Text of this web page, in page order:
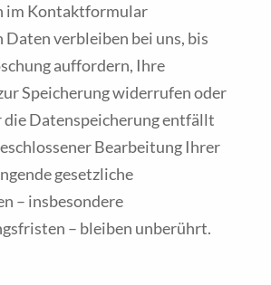
im Kontaktformular
Daten verbleiben bei uns, bis
auffordern, Ihre
Speicherung widerrufen oder
die Datenspeicherung entfällt
Bearbeitung Ihrer
gesetzliche
– insbesondere
– bleiben unberührt.